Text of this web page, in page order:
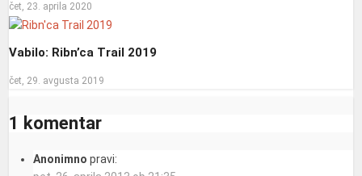
čet, 23. aprila 2020
Vabilo: Ribn’ca Trail 2019
čet, 29. avgusta 2019
1 komentar
Anonimno pravi: